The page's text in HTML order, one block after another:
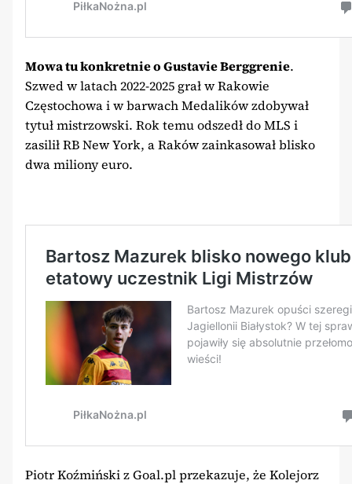
Mowa tu konkretnie o Gustavie Berggrenie.
Szwed w latach 2022-2025 grał w Rakowie
Częstochowa i w barwach Medalików zdobywał
tytuł mistrzowski. Rok temu odszedł do MLS i
zasilił RB New York, a Raków zainkasował blisko
dwa miliony euro.
Piotr Koźmiński z Goal.pl przekazuje, że Kolejorz